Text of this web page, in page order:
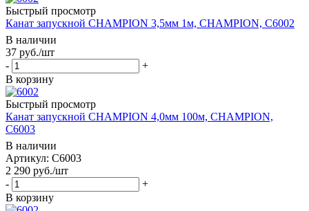
Быстрый просмотр
Канат запускной CHAMPION 3,5мм 1м, CHAMPION, C6002
В наличии
37 руб./шт
-
+
В корзину
Быстрый просмотр
Канат запускной CHAMPION 4,0мм 100м, CHAMPION,
C6003
В наличии
Артикул: C6003
2 290 руб./шт
-
+
В корзину